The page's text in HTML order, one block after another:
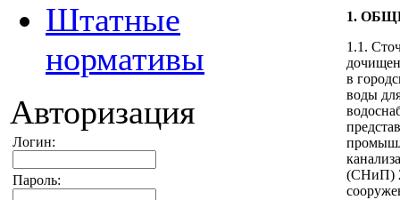
Штатные
нормативы
Авторизация
Логин:
Пароль:
1.
1.1.
в
воды
(СНиП)